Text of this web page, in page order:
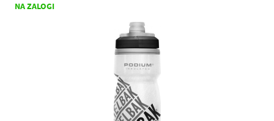
NA ZALOGI